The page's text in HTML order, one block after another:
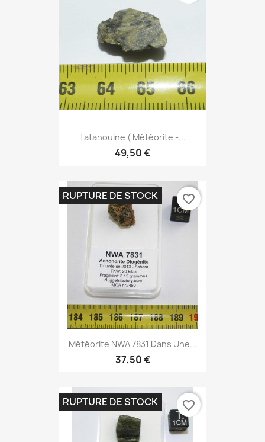
Tatahouine ( Météorite -...
49,50 €
Météorite NWA 7831 Dans Une...
37,50 €
RUPTURE DE STOCK favorite_border
RUPTURE DE STOCK favorite_border